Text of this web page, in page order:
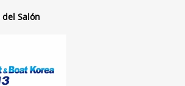
del Salón